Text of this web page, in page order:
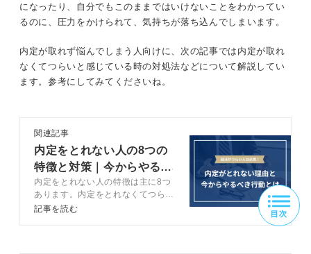
になったり、自分でもこのままではいけないことをわかってい
るのに、圧力をかけられて、気持ちが落ち込んでしまいます。
内定が取れず悩んでしまう人向けに、次の記事では内定が取れ
なくてつらいと感じている時の対処法などについて解説してい
ます。参考にしてみてくださいね。
関連記事
内定をとれない人の8つの
特徴と対策｜今からやるべ
き行動を解説
内定をとれない人の特徴は主に8つ
あります。内定をとれなくてつらい
時のNG行動や対処法などをキャリ
記事を読む